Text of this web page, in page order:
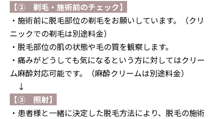
【② 剃毛・施術前のチェック】
・施術前に脱毛部位の剃毛をお願いしています。（クリ
ニックでの剃毛は別途料金）
・脱毛部位の肌の状態や毛の質を観察します。
・痛みがどうしても気になるという方に対してはクリー
ム麻酔対応可能です。
（麻酔クリームは別途料金）
↓
【③ 照射】
・ 患者様と一緒に決定した脱毛方法により、脱毛の施術